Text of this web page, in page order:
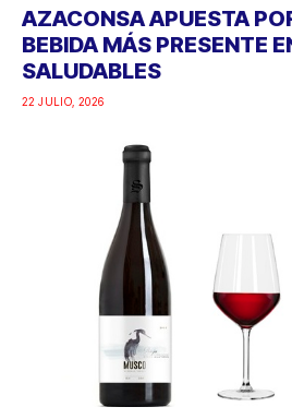
AZACONSA APUESTA
BEBIDA MÁS PRESENTE
SALUDABLES
22 JULIO, 2026